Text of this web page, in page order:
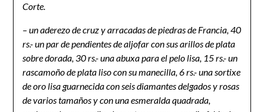
Corte.
– un aderezo de cruz y arracadas de piedras de Francia, 40
rs.- un par de pendientes de aljofar con sus arillos de plata
sobre dorada, 30 rs.- una abuxa para el pelo lisa, 15 rs.- un
rascamoño de plata liso con su manecilla, 6 rs.- una sortixe
de oro lisa guarnecida con seis diamantes delgados y rosas
de varios tamaños y con una esmeralda quadrada,